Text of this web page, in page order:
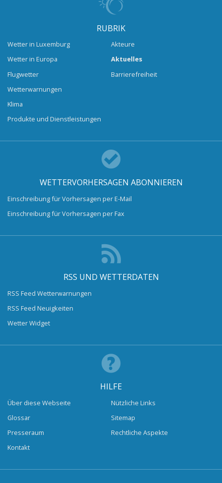
RUBRIK
Wetter in Luxemburg
Wetter in Europa
Flugwetter
Wetterwarnungen
Klima
Produkte und Dienstleistungen
Akteure
Aktuelles
Barrierefreiheit
WETTERVORHERSAGEN ABONNIEREN
Einschreibung für Vorhersagen per E-Mail
Einschreibung für Vorhersagen per Fax
RSS UND WETTERDATEN
RSS Feed Wetterwarnungen
RSS Feed Neuigkeiten
Wetter Widget
HILFE
Über diese Webseite
Glossar
Presseraum
Kontakt
Nützliche Links
Sitemap
Rechtliche Aspekte